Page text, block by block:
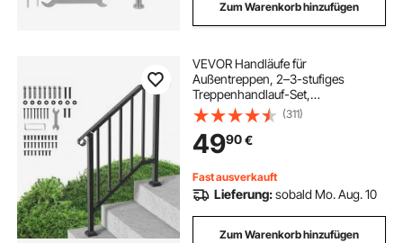
Zum Warenkorb hinzufügen
VEVOR Handläufe für
Außentreppen, 2–3-stufiges
Treppenhandlauf-Set,
Übergangsgeländer aus
Karbonstahl mit Montagesatz,
Treppengeländer für Senioren,
Betonstufen & Veranda & Deck,
schwarzer Retro-Bogen
(311)
4990€
Fast ausverkauft
Lieferung:sobald Mo. Aug. 10
Zum Warenkorb hinzufügen